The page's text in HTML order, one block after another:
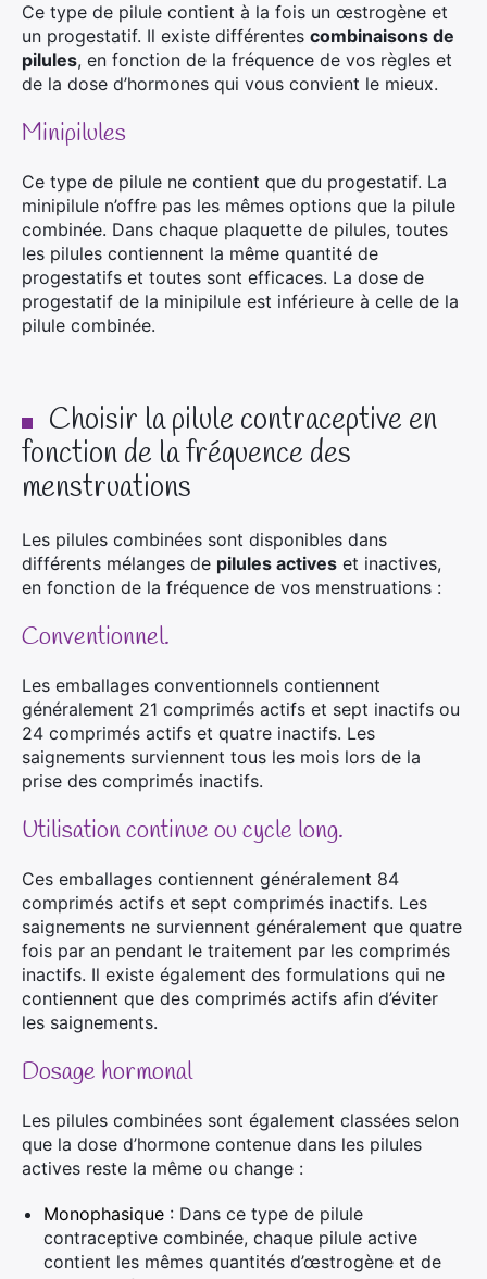
Ce type de pilule contient à la fois un œstrogène et
un progestatif. Il existe différentes combinaisons de
pilules, en fonction de la fréquence de vos règles et
de la dose d’hormones qui vous convient le mieux.
Minipilules
Ce type de pilule ne contient que du progestatif. La
minipilule n’offre pas les mêmes options que la pilule
combinée. Dans chaque plaquette de pilules, toutes
les pilules contiennent la même quantité de
progestatifs et toutes sont efficaces. La dose de
progestatif de la minipilule est inférieure à celle de la
pilule combinée.
Choisir la pilule contraceptive en
fonction de la fréquence des
menstruations
Les pilules combinées sont disponibles dans
différents mélanges de pilules actives et inactives,
en fonction de la fréquence de vos menstruations :
Conventionnel.
Les emballages conventionnels contiennent
généralement 21 comprimés actifs et sept inactifs ou
24 comprimés actifs et quatre inactifs. Les
saignements surviennent tous les mois lors de la
prise des comprimés inactifs.
Utilisation continue ou cycle long.
Ces emballages contiennent généralement 84
comprimés actifs et sept comprimés inactifs. Les
saignements ne surviennent généralement que quatre
fois par an pendant le traitement par les comprimés
inactifs. Il existe également des formulations qui ne
contiennent que des comprimés actifs afin d’éviter
les saignements.
Dosage hormonal
Les pilules combinées sont également classées selon
que la dose d’hormone contenue dans les pilules
actives reste la même ou change :
Monophasique : Dans ce type de pilule
contraceptive combinée, chaque pilule active
contient les mêmes quantités d’œstrogène et de